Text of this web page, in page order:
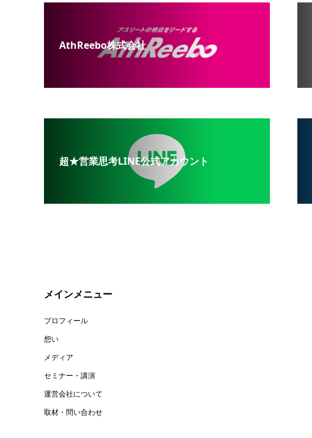
AthReebo株式会社
超★営業思考LINE公式アカウント
メインメニュー
プロフィール
想い
メディア
セミナー・講演
運営会社について
取材・問い合わせ